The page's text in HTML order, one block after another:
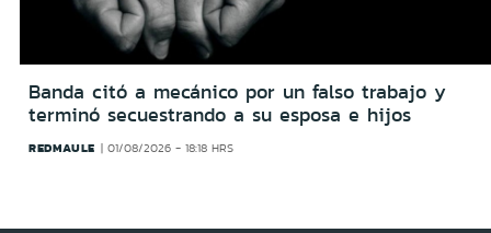
Banda citó a mecánico por un falso trabajo y
terminó secuestrando a su esposa e hijos
REDMAULE 01/08/2026 - 18:18 HRS